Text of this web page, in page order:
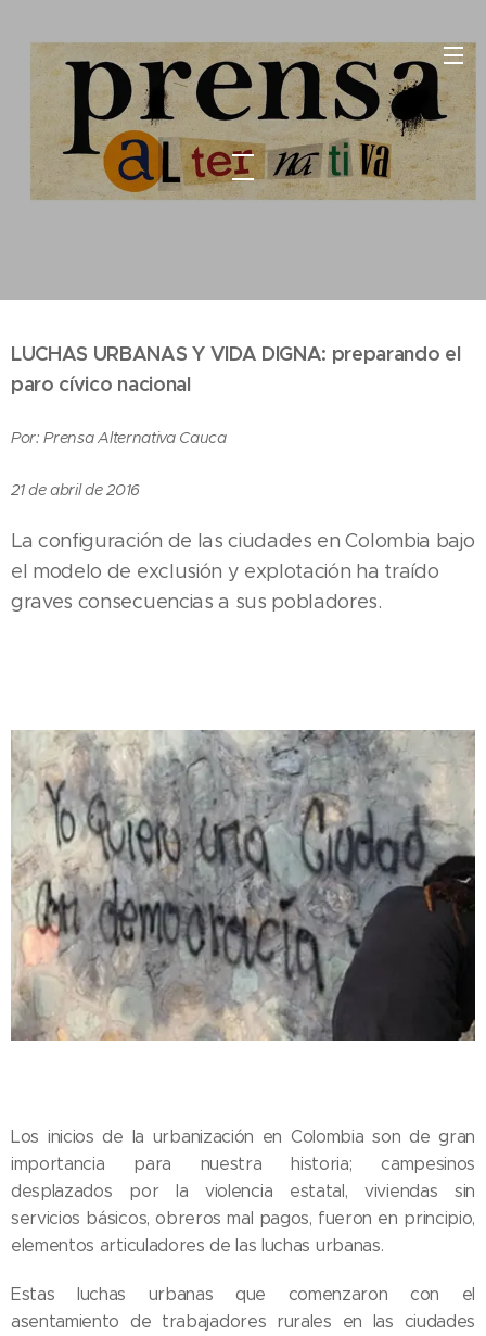
LUCHAS URBANAS Y VIDA DIGNA: preparando el
paro cívico nacional
Por: Prensa Alternativa Cauca
21 de abril de 2016
La configuración de las ciudades en Colombia bajo
el modelo de exclusión y explotación ha traído
graves consecuencias a sus pobladores.
Los inicios de la urbanización en Colombia son de gran
importancia para nuestra historia; campesinos
desplazados por la violencia estatal, viviendas sin
servicios básicos, obreros mal pagos, fueron en principio,
elementos articuladores de las luchas urbanas.
Estas luchas urbanas que comenzaron con el
asentamiento de trabajadores rurales en las ciudades